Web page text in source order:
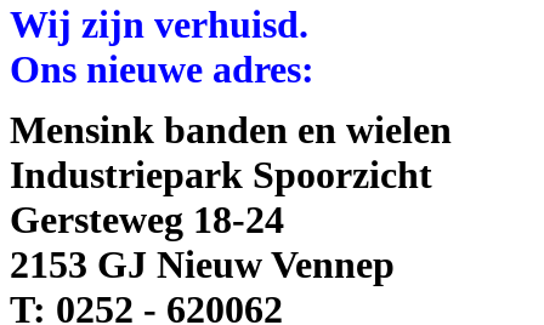
Wij zijn verhuisd.
Ons nieuwe adres:
Mensink banden en wielen
Industriepark Spoorzicht
Gersteweg 18-24
2153 GJ Nieuw Vennep
T: 0252 - 620062